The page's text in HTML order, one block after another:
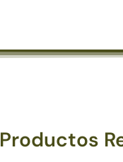
Productos